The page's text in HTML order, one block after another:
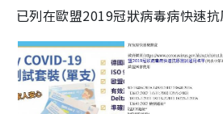
已列在歐盟2019冠狀病毒病快速抗